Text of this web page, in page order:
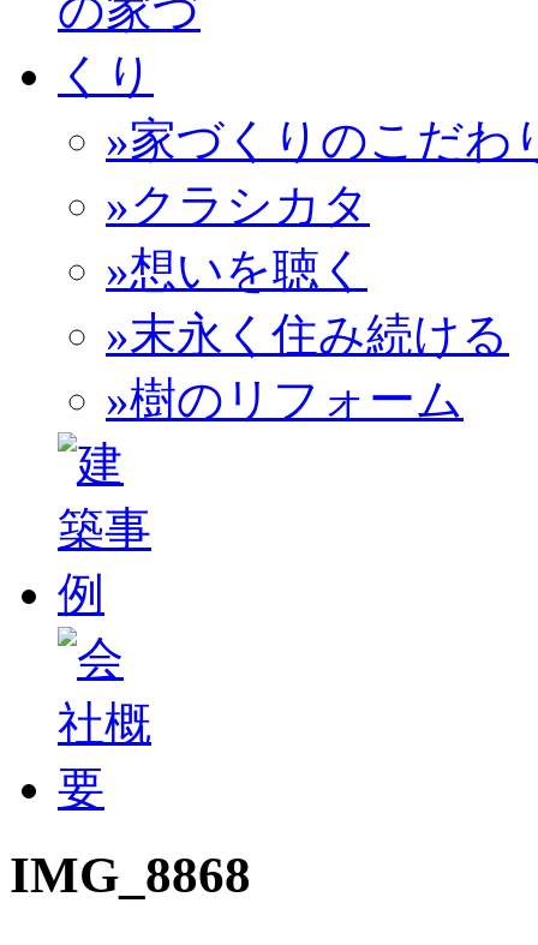
»家づくりのこだわ
»クラシカタ
»想いを聴く
»末永く住み続ける
»樹のリフォーム
IMG_8868